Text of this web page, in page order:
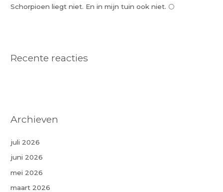
Schorpioen liegt niet. En in mijn tuin ook niet. 🌕
Recente reacties
Archieven
juli 2026
juni 2026
mei 2026
maart 2026